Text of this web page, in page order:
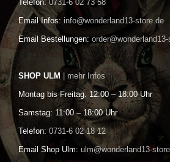
Telefon: 0731-6 02 73 58
Email Infos: info@wonderland13-store.de
Email Bestellungen:
SHOP ULM | mehr Infos
Montag bis Freitag: 12:00 – 18:00 Uhr
Samstag: 11:00 – 18:00 Uhr
Telefon: 0731-6 02 18 12
Email Shop Ulm: ulm@wonderland13-